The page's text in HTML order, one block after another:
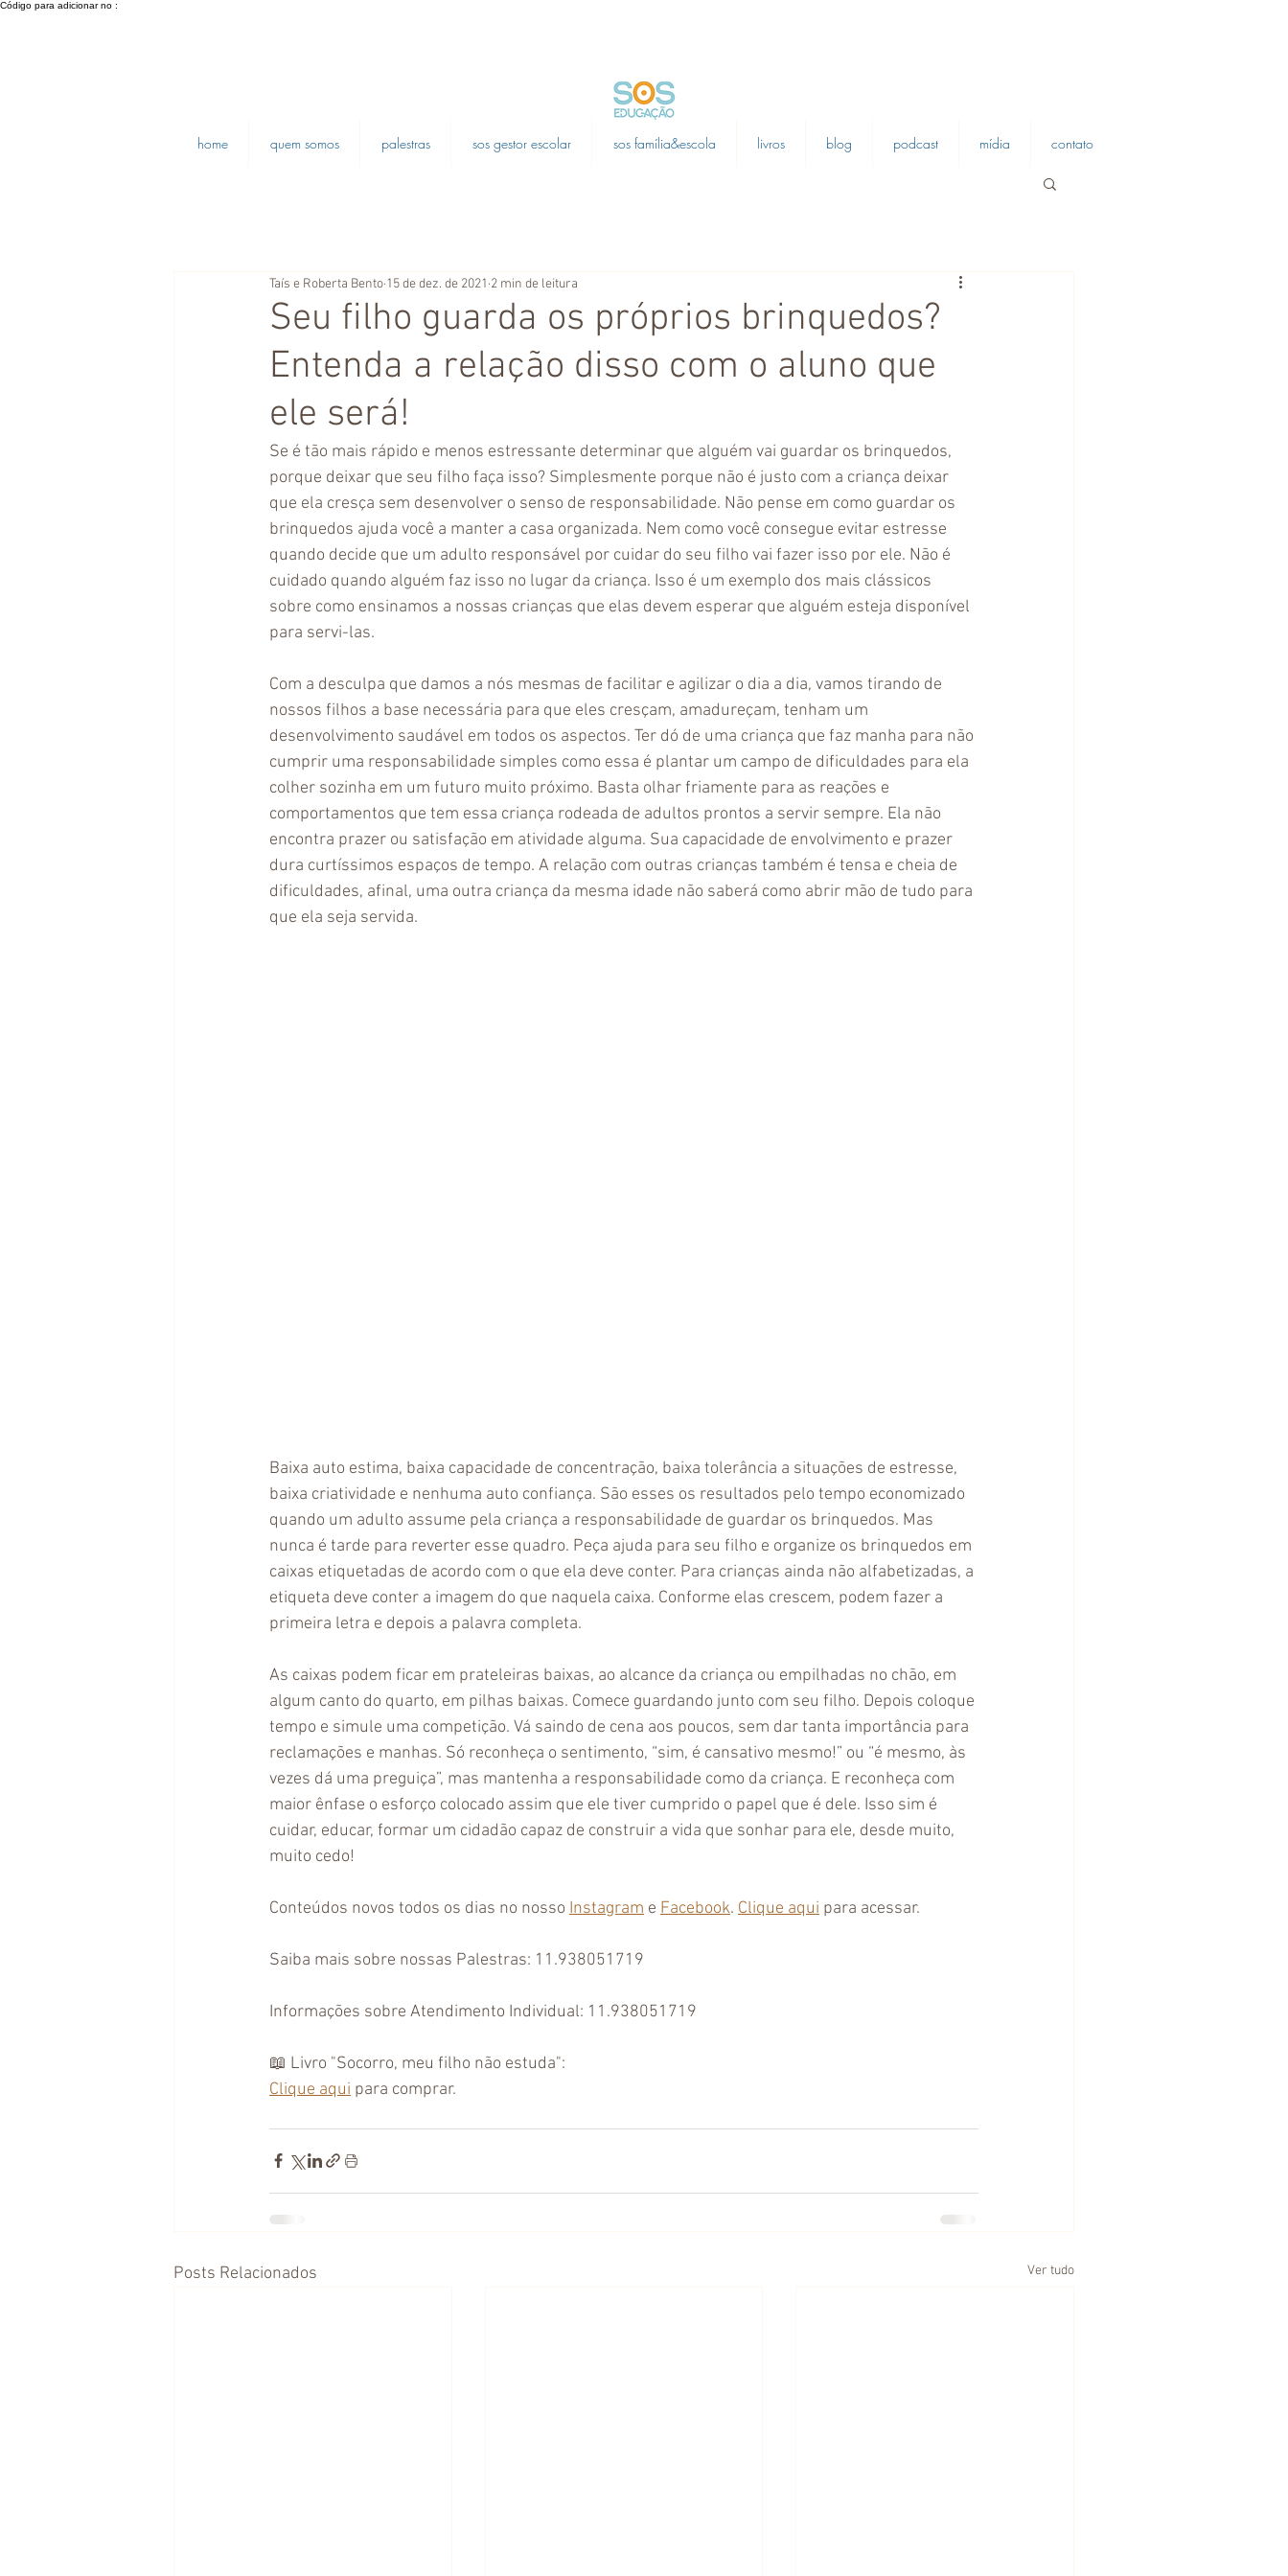
Código para adicionar no :
home quem somos palestras sos gestor escolar sos família&escola livros blog podcast mídia contato
Seu filho guarda os próprios brinquedos?
Entenda a relação disso com o aluno que
ele será!
Taís e Roberta Bento 15 de dez. de 2021 2 min de leitura
Se é tão mais rápido e menos estressante determinar que alguém vai guardar os brinquedos,
porque deixar que seu filho faça isso? Simplesmente porque não é justo com a criança deixar
que ela cresça sem desenvolver o senso de responsabilidade. Não pense em como guardar os
brinquedos ajuda você a manter a casa organizada. Nem como você consegue evitar estresse
quando decide que um adulto responsável por cuidar do seu filho vai fazer isso por ele. Não é
cuidado quando alguém faz isso no lugar da criança. Isso é um exemplo dos mais clássicos
sobre como ensinamos a nossas crianças que elas devem esperar que alguém esteja disponível
para servi-las.
Com a desculpa que damos a nós mesmas de facilitar e agilizar o dia a dia, vamos tirando de
nossos filhos a base necessária para que eles cresçam, amadureçam, tenham um
desenvolvimento saudável em todos os aspectos. Ter dó de uma criança que faz manha para não
cumprir uma responsabilidade simples como essa é plantar um campo de dificuldades para ela
colher sozinha em um futuro muito próximo. Basta olhar friamente para as reações e
comportamentos que tem essa criança rodeada de adultos prontos a servir sempre. Ela não
encontra prazer ou satisfação em atividade alguma. Sua capacidade de envolvimento e prazer
dura curtíssimos espaços de tempo. A relação com outras crianças também é tensa e cheia de
dificuldades, afinal, uma outra criança da mesma idade não saberá como abrir mão de tudo para
que ela seja servida.
Baixa auto estima, baixa capacidade de concentração, baixa tolerância a situações de estresse,
baixa criatividade e nenhuma auto confiança. São esses os resultados pelo tempo economizado
quando um adulto assume pela criança a responsabilidade de guardar os brinquedos. Mas
nunca é tarde para reverter esse quadro. Peça ajuda para seu filho e organize os brinquedos em
caixas etiquetadas de acordo com o que ela deve conter. Para crianças ainda não alfabetizadas, a
etiqueta deve conter a imagem do que naquela caixa. Conforme elas crescem, podem fazer a
primeira letra e depois a palavra completa.
As caixas podem ficar em prateleiras baixas, ao alcance da criança ou empilhadas no chão, em
algum canto do quarto, em pilhas baixas. Comece guardando junto com seu filho. Depois coloque
tempo e simule uma competição. Vá saindo de cena aos poucos, sem dar tanta importância para
reclamações e manhas. Só reconheça o sentimento, “sim, é cansativo mesmo!” ou “é mesmo, às
vezes dá uma preguiça”, mas mantenha a responsabilidade como da criança. E reconheça com
maior ênfase o esforço colocado assim que ele tiver cumprido o papel que é dele. Isso sim é
cuidar, educar, formar um cidadão capaz de construir a vida que sonhar para ele, desde muito,
muito cedo!
Conteúdos novos todos os dias no nosso Instagram e Facebook. Clique aqui para acessar.
Saiba mais sobre nossas Palestras: 11.938051719
Informações sobre Atendimento Individual: 11.938051719
📖 Livro "Socorro, meu filho não estuda":
Clique aqui para comprar.
Posts Relacionados Ver tudo